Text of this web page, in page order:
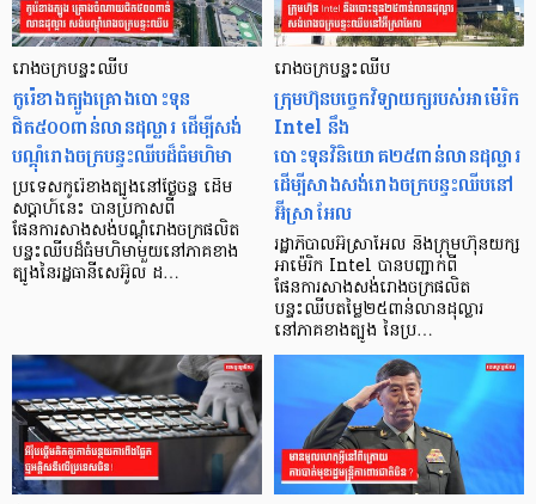
រោងចក្របន្ទះឈីប
កូរ៉េខាងត្បូងគ្រោងបោះទុន
ជិត៥០០ពាន់លានដុល្លារ ដើម្បីសង់
បណ្ដុំរោងចក្របន្ទះឈីបដ៏ធំមហិមា
ប្រទេសកូរ៉េខាងត្បូងនៅថ្ងៃចន្ទ ដើម
សប្តាហ៍នេះ បានប្រកាសពី
ផែនការសាងសង់បណ្ដុំរោងចក្រផលិត
បន្ទះឈីបដ៏ធំមហិមាមួយនៅភាគខាង
ត្បូងនៃរដ្ឋធានីសេអ៊ូល ដ…
រោងចក្របន្ទះឈីប
ក្រុមហ៊ុនបច្ចេកវិទ្យាយក្សរបស់អាម៉េរិក
Intel នឹង
បោះទុនវិនិយោគ២៥ពាន់លានដុល្លារ
ដើម្បីសាងសង់រោងចក្របន្ទះឈីបនៅ
អ៊ីស្រាអែល
រដ្ឋាភិបាលអ៊ីស្រាអែល និងក្រុមហ៊ុនយក្ស
អាម៉េរិក Intel បានបញ្ជាក់ពី
ផែនការសាងសង់រោងចក្រផលិត
បន្ទះឈីបតម្លៃ២៥ពាន់លានដុល្លារ
នៅភាគខាងត្បូង នៃប្រ…